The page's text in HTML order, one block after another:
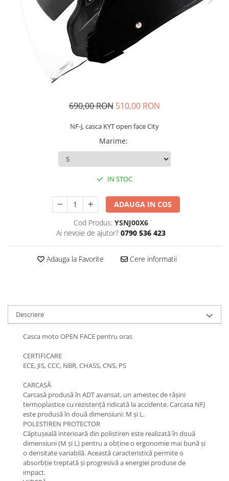
Imbracaminte Functionala
Ghete si Cizme
Chei si butuci
Suporturi telefon
Accesorii moto
Geci si imbracaminte termica
Casti Snowboard/Ski
690,00 RON 510,00 RON
NF-J, casca KYT open face City
Marime:
IN STOC
ADAUGA IN COS
Cod Produs: YSNJ00X6
Ai nevoie de ajutor? 0790 536 423
Adauga la Favorite Cere informatii
Descriere
Casca moto OPEN FACE pentru oras
CERTIFICARE
ECE, JIS, CCC, NBR, CHASS, CNS, PS
CARCASĂ
Carcasă produsă în ADT avansat, un amestec de rășini
termoplastice cu rezistență ridicată la accidente. Carcasa NFJ
este produsă în două dimensiuni: M și L.
POLESTIREN PROTECTOR
Căptușeală interioară din polistiren este realizată în două
dimensiuni (M și L) pentru a obține o ergonomie mai bună și
o densitate variabilă. Această caracteristică permite o
absorbție treptată și progresivă a energiei produse de
impact.